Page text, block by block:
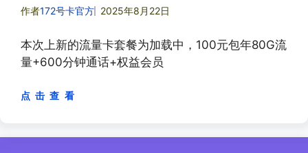
作者172号卡官方 2025年8月22日
本次上新的流量卡套餐为加载中，100元包年80G流
量+600分钟通话+权益会员
点 击 查 看